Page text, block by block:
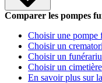
Comparer les pompes
Choisir une pompe
Choisir un
Choisir un
Choisir un cimetière
En savoir plus sur